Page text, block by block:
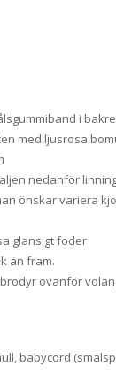
i
med ljusrosa
nedanför
önskar variera
glansigt foder
än fram.
ovanför
babycord